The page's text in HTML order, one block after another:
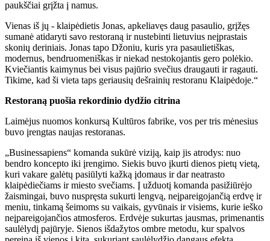
paukščiai grįžta į namus.
Vienas iš jų - klaipėdietis Jonas, apkeliavęs daug pasaulio, grįžęs
sumanė atidaryti savo restoraną ir nustebinti lietuvius neįprastais
skonių deriniais. Jonas tapo Džoniu, kuris yra pasaulietiškas,
modernus, bendruomeniškas ir niekad nestokojantis gero polėkio.
Kviečiantis kaimynus bei visus pajūrio svečius draugauti ir ragauti.
Tikime, kad ši vieta taps geriausių dešrainių restoranu Klaipėdoje.“
Restoraną puošia rekordinio dydžio citrina
Laimėjus nuomos konkursą Kultūros fabrike, vos per tris mėnesius
buvo įrengtas naujas restoranas.
„Businessapiens“ komanda sukūrė viziją, kaip jis atrodys: nuo
bendro koncepto iki įrengimo. Siekis buvo įkurti dienos pietų vietą,
kuri vakare galėtų pasiūlyti kažką įdomaus ir dar neatrasto
klaipėdiečiams ir miesto svečiams. Į užduotį komanda pasižiūrėjo
žaismingai, buvo nuspręsta sukurti lengvą, neįpareigojančią erdvę ir
meniu, tinkamą šeimoms su vaikais, gyvūnais ir visiems, kurie ieško
neįpareigojančios atmosferos. Erdvėje sukurtas jausmas, primenantis
saulėlydį pajūryje. Sienos išdažytos ombre metodu, kur spalvos